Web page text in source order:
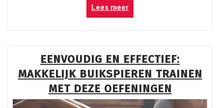
Lees meer“Effectief
Buikspieren
Trainen
Fitnessresultaten”
EENVOUDIG EN EFFECTIEF:
MAKKELIJK BUIKSPIEREN TRAINEN
MET DEZE OEFENINGEN